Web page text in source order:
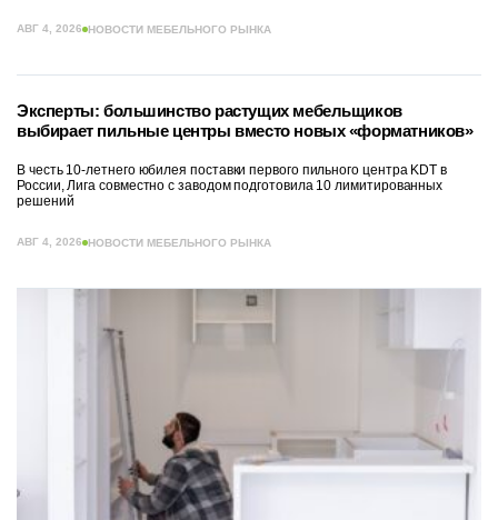
АВГ 4, 2026 НОВОСТИ МЕБЕЛЬНОГО РЫНКА
Эксперты: большинство растущих мебельщиков
выбирает пильные центры вместо новых «форматников»
В честь 10-летнего юбилея поставки первого пильного центра KDT в
России, Лига совместно с заводом подготовила 10 лимитированных
решений
АВГ 4, 2026 НОВОСТИ МЕБЕЛЬНОГО РЫНКА